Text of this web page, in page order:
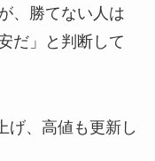
、勝てない人は
だ」と判断して
げ、高値も更新し